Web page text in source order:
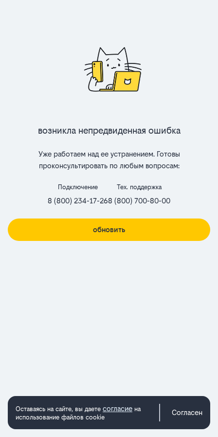
Возникла непредвиденная ошибка
Уже работаем над ее устранением. Готовы
проконсультировать по любым вопросам:
Подключение
8 (800) 234-17-26
Тех. поддержка
8 (800) 700-80-00
обновить
Оставаясь на сайте, вы даете согласие на
использование файлов cookie
Согласен